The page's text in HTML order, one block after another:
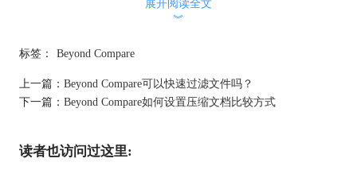
下载BCplung.zip文件并解压界面图例
装目录添加文件。
展开阅读全文
︾
标签： Beyond Compare
上一篇： Beyond Compare可以快速过滤文件吗？
下一篇： Beyond Compare如何设置压缩文档比较方式
读者也访问过这里: